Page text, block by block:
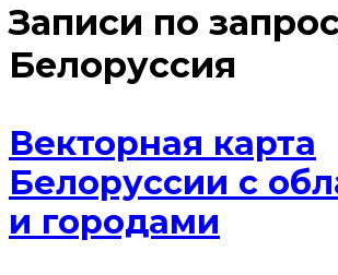
Записи по
Белоруссия
Векторная карта
Белоруссии с
и городами